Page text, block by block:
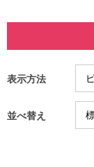
表示方法
並べ替え